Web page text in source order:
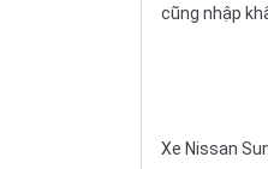
cũng nhập
Xe Nissan